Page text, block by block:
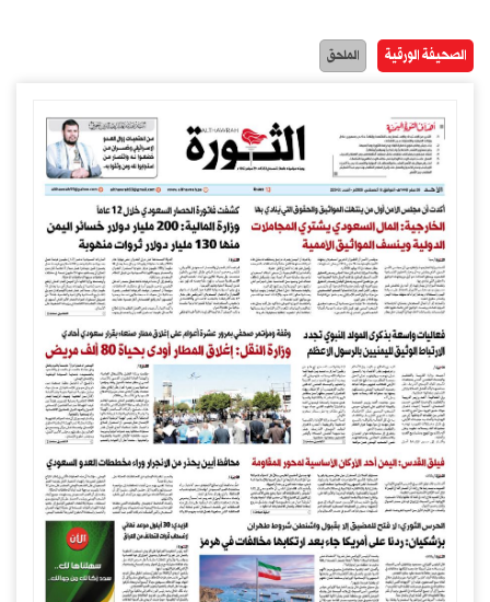
الصحيفة الورقية الملحق